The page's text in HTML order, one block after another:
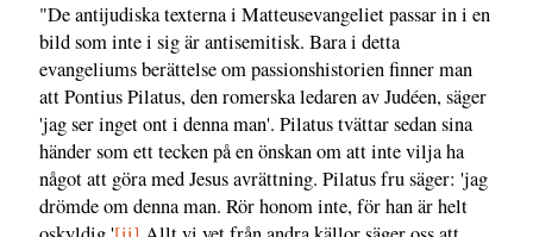
"De antijudiska texterna i Matteusevangeliet passar in i en
bild som inte i sig är antisemitisk. Bara i detta
evangeliums berättelse om passionshistorien finner man
att Pontius Pilatus, den romerska ledaren av Judéen, säger
'jag ser inget ont i denna man'. Pilatus tvättar sedan sina
händer som ett tecken på en önskan om att inte vilja ha
något att göra med Jesus avrättning. Pilatus fru säger: 'jag
drömde om denna man. Rör honom inte, för han är helt